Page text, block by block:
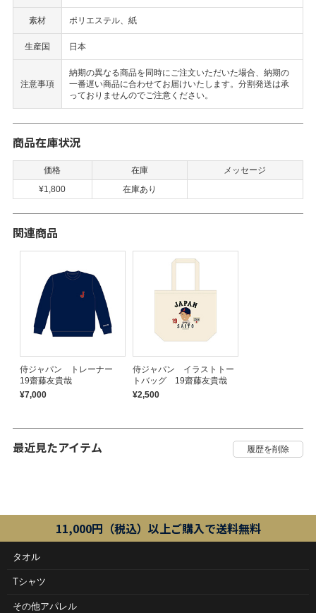
素材 ポリエステル、紙
生産国 日本
注意事項
納期の異なる商品を同時にご注文いただいた場合、納期の
一番遅い商品に合わせてお届けいたします。分割発送は承
っておりませんのでご注意ください。
商品在庫状況
価格 在庫
メッセージ
¥1,800
在庫あり
関連商品
侍ジャパン トレーナー
19齋藤友貴哉
¥7,000
侍ジャパン イラストトー
トバッグ 19齋藤友貴哉
¥2,500
最近見たアイテム
11,000円（税込）以上ご購入で送料無料
タオル
Tシャツ
その他アパレル